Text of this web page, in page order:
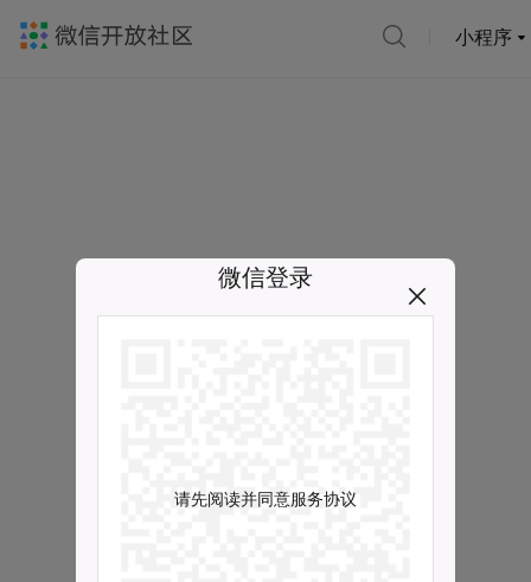
小程序
微信登录
请先阅读并同意服务协议